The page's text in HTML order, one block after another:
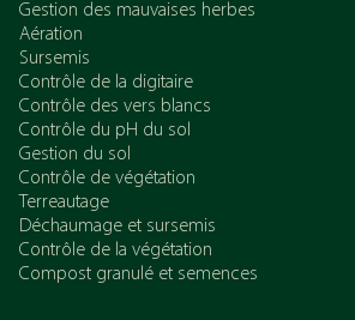
Gestion des mauvaises herbes
Aération
Sursemis
Contrôle de la digitaire
Contrôle des vers blancs
Contrôle du pH du sol
Gestion du sol
Contrôle de végétation
Terreautage
Déchaumage et sursemis
Contrôle de la végétation
Compost granulé et semences